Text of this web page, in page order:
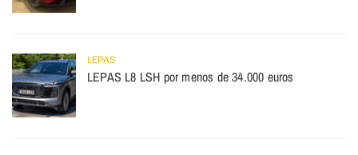
LEPAS
LEPAS L8 LSH por menos de 34.000 euros